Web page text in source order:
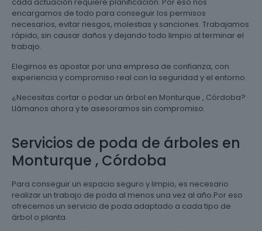
encargamos de todo para conseguir los permisos
necesarios, evitar riesgos, molestias y sanciones. Trabajamos
rápido, sin causar daños y dejando todo limpio al terminar el
trabajo.
Elegirnos es apostar por una empresa de confianza, con
experiencia y compromiso real con la seguridad y el entorno.
¿Necesitas cortar o podar un árbol en Monturque , Córdoba?
Llámanos ahora y te asesoramos sin compromiso.
Servicios de poda de árboles en
Monturque , Córdoba
Para conseguir un espacio seguro y limpio, es necesario
realizar un trabajo de poda al menos una vez al año.Por eso
ofrecemos un servicio de poda adaptado a cada tipo de
árbol o planta.